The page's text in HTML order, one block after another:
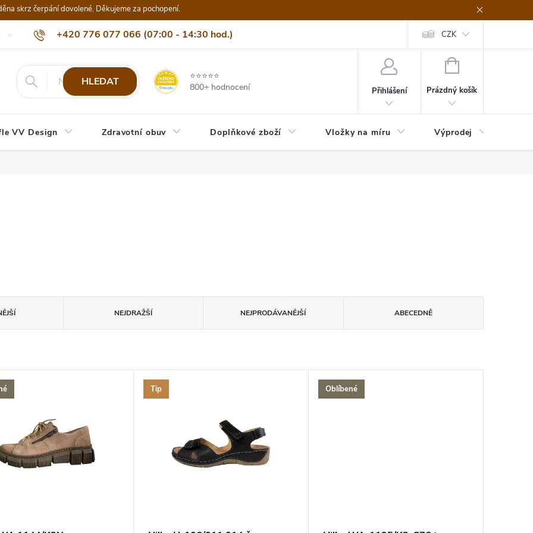
skrz čerpání dovolené. Děkujeme za pochopení.
+420 776 077 066 (07:00 - 14:30 hod.)
info@eshop-vvdesign.cz
Nejčastější dotazy Naši odběratelé Doprava a platba Vrácení, výměna nebo
CZK
HLEDAT
⭐⭐⭐⭐⭐
800+ hodnocení
Přihlášení
NÁKUPNÍ
Prázdný košík
VV Design Zdravotní obuv Doplňkové zboží Vložky na míru Výprodej
NEJDRAŽŠÍ NEJPRODÁVANĚJŠÍ ABECEDNĚ
Tip Oblíbené